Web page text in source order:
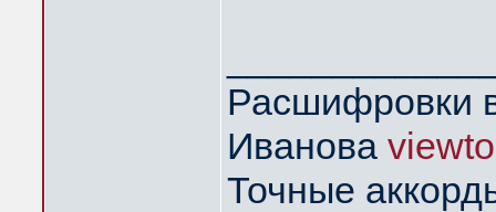
Расшифровки
Иванова
Точные